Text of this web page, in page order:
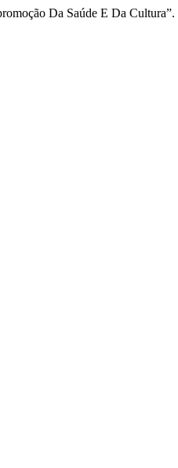
Da Saúde E Da Cultura”.